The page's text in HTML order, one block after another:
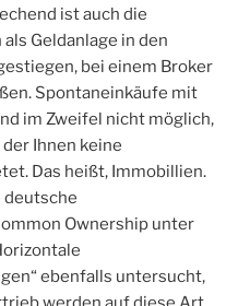
ist auch die
Geldanlage in den
bei einem Broker
Spontaneinkäufe mit
im Zweifel nicht möglich,
Ihnen keine
Das heißt, Immobillien.
deutsche
Ownership unter
ebenfalls untersucht,